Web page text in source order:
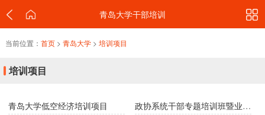
青岛大学干部培训
当前位置： 首页> 青岛大学> 培训项目
培训项目
青岛大学低空经济培训项目 政协系统干部专题培训班暨业务能力提升培训班